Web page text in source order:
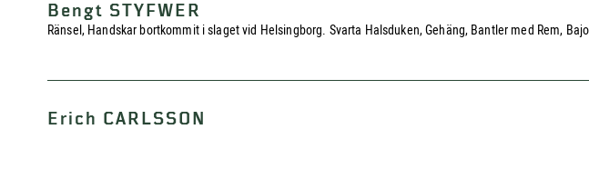
Bengt STYFWER
Ränsel, Handskar bortkommit i slaget vid Helsingborg. Svarta Halsduken, Gehäng, Bantler med Rem,
Erich CARLSSON